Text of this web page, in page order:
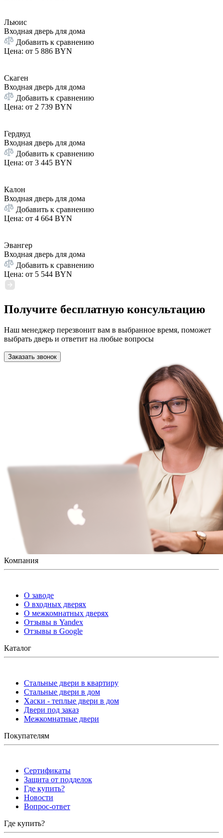
Льюис
Входная дверь для дома
Добавить к сравнению
Цена: от 5 886 BYN
Скаген
Входная дверь для дома
Добавить к сравнению
Цена: от 2 739 BYN
Гердвуд
Входная дверь для дома
Добавить к сравнению
Цена: от 3 445 BYN
Калон
Входная дверь для дома
Добавить к сравнению
Цена: от 4 664 BYN
Эвангер
Входная дверь для дома
Добавить к сравнению
Цена: от 5 544 BYN
Получите бесплатную консультацию
Наш менеджер перезвонит вам в выбранное время, поможет
выбрать дверь и ответит на любые вопросы
Заказать звонок
Компания
О заводе
О входных дверях
О межкомнатных дверях
Отзывы в Yandex
Отзывы в Google
Каталог
Стальные двери в квартиру
Стальные двери в дом
Хаски - теплые двери в дом
Двери под заказ
Межкомнатные двери
Покупателям
Сертификаты
Защита от подделок
Где купить?
Новости
Вопрос-ответ
Где купить?